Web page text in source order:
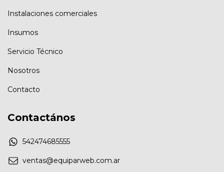
Instalaciones comerciales
Insumos
Servicio Técnico
Nosotros
Contacto
Contactános
542474685555
ventas@equiparweb.com.ar